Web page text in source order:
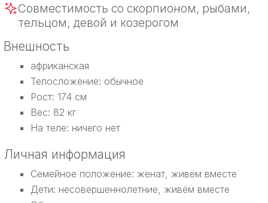
Совместимость со скорпионом, рыбами,
тельцом, девой и козерогом
Внешность
африканская
Телосложение: обычное
Рост: 174 см
Вес: 82 кг
На теле: ничего нет
Личная информация
Семейное положение: женат, живём вместе
Дети: несовершеннолетние, живём вместе